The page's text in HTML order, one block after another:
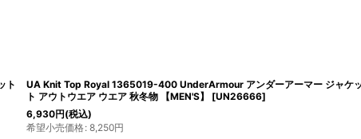
ト
UA Knit Top Royal 1365019-400 UnderArmour アンダーアーマー ジャケ
ト アウトウエア ウエア 秋冬物 【MEN'S】
[UN26666]
6,930円(税込)
希望小売価格: 8,250円